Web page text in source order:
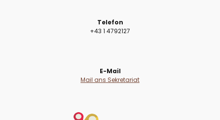
Telefon
+43 1 4792127
E-Mail
Mail ans Sekretariat